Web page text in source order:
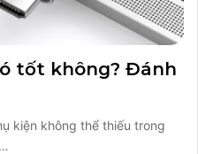
tốt không? Đánh
kiện không thể thiếu trong